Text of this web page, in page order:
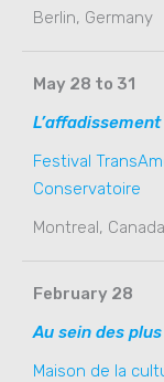
Berlin, Germany
May 28 to 31
Festival
Conservatoire
Montreal, Canada
February 28
Au sein des
Maison de la